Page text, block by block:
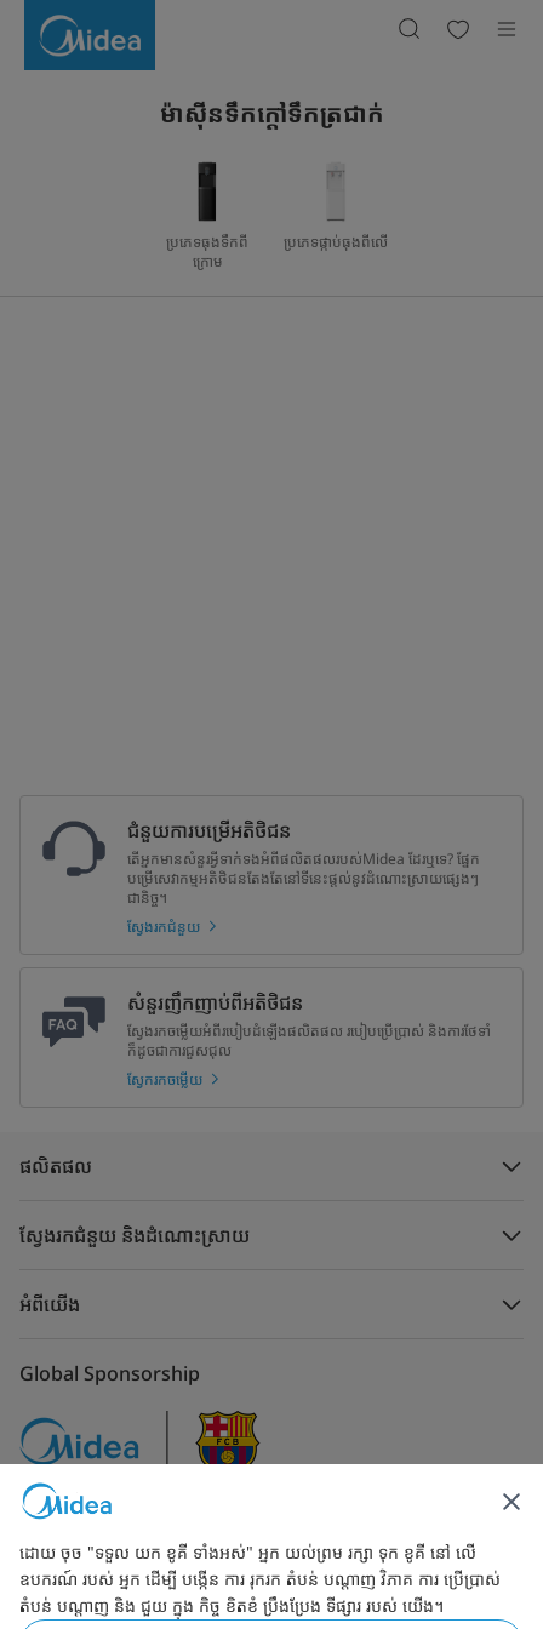
ម៉ាស៊ីនទឹកក្តៅទឹកត្រជាក់
ប្រភេទធុងទឹកពី
ក្រោម
ប្រភេទផ្កាប់ធុងពីលើ
ជំនួយការបម្រើអតិថិជន
តើអ្នកមានសំនួរអ្វីទាក់ទងអំពីផលិតផលរបស់Midea ដែរឬទេ? ផ្នែក
បម្រើសេវាកម្មអតិថិជនតែងតែនៅទីនេះផ្តល់នូវដំណោះស្រាយផ្សេងៗ
ជានិច្ច។
ស្វែងរកជំនួយ
សំនួរញឹកញាប់ពីអតិថិជន
ស្វែងរកចម្លើយអំពីរបៀបដំឡើងផលិតផល របៀបប្រើប្រាស់ និងការថែទាំ
ក៏ដូចជាការជួសជុល
ស្វែករកចម្លើយ
ផលិតផល
ស្វែងរកជំនួយ និងដំណោះស្រាយ
អំពីយើង
Global Sponsorship
ទំនាក់ទំនងមកកាន់យើង
ដោយ ចុច "ទទួល យក ខូគី ទាំងអស់" អ្នក យល់ព្រម រក្សា ទុក ខូគី នៅ លើ
ឧបករណ៍ របស់ អ្នក ដើម្បី បង្កើន ការ រុករក តំបន់ បណ្ដាញ វិភាគ ការ ប្រើប្រាស់
តំបន់ បណ្ដាញ និង ជួយ ក្នុង កិច្ច ខិតខំ ប្រឹងប្រែង ទីផ្សារ របស់ យើង។